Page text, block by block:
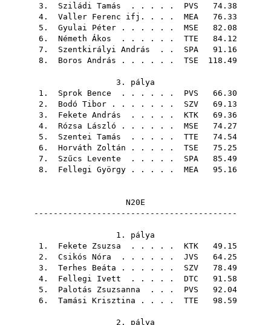
3. Sziládi Tamás . . . . . PVS 74.38
4. Valler Ferenc ifj. . . . MEA 76.33
5. Gyulai Péter . . . . . . MSE 82.08
6. Németh Ákos . . . . . . TTE 84.12
7. Szentkirályi András . . SPA 91.16
8. Boros András . . . . . . TSE 118.49
3. pálya
1. Sprok Bence . . . . . . PVS 66.30
2. Bodó Tibor . . . . . . . SZV 69.13
3. Fekete András . . . . . KTK 69.36
4. Rózsa László . . . . . . MSE 74.27
5. Szentei Tamás . . . . . TTE 74.54
6. Horváth Zoltán . . . . . TSE 75.25
7. Szűcs Levente . . . . . SPA 85.49
8. Fellegi György . . . . . MEA 95.16
N20E
------------------------------------------
1. pálya
1. Fekete Zsuzsa . . . . . KTK 49.15
2. Csikós Nóra . . . . . . JVS 64.25
3. Terhes Beáta . . . . . . SZV 78.49
4. Fellegi Ivett . . . . . DTC 91.58
5. Palotás Zsuzsanna . . . PVS 92.04
6. Tamási Krisztina . . . . TTE 98.59
2. pálya